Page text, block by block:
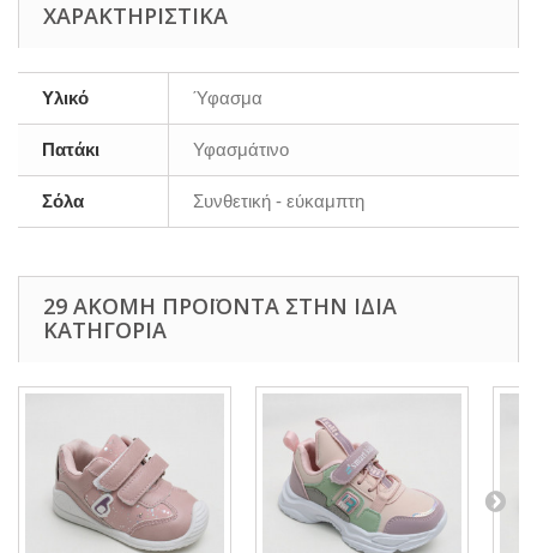
ΧΑΡΑΚΤΗΡΙΣΤΙΚΆ
Υλικό Ύφασμα
Πατάκι Υφασμάτινο
Σόλα Συνθετική - εύκαμπτη
29 ΑΚΌΜΗ ΠΡΟΪΌΝΤΑ ΣΤΗΝ ΊΔΙΑ
ΚΑΤΗΓΟΡΊΑ